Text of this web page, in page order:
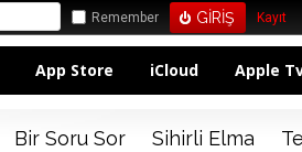
Remember Kayıt
App Store iCloud Apple
Bir Soru Sor Sihirli Elma